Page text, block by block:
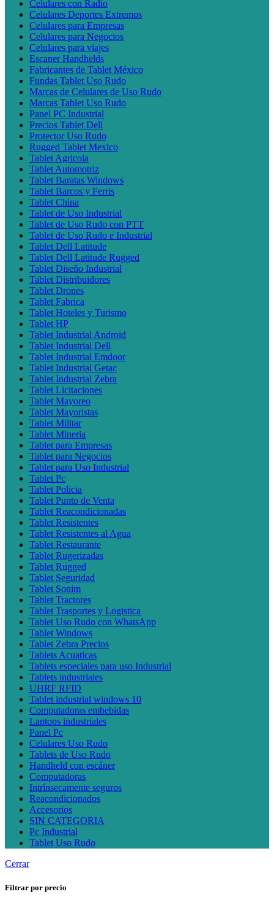
Celulares con Radio
Celulares Deportes Extremos
Celulares para Empresas
Celulares para Negocios
Celulares para viajes
Escaner Handhelds
Fabricantes de Tablet México
Fundas Tablet Uso Rudo
Marcas de Celulares de Uso Rudo
Marcas Tablet Uso Rudo
Panel PC Industrial
Precios Tablet Dell
Protector Uso Rudo
Rugged Tablet Mexico
Tablet Agricola
Tablet Automotriz
Tablet Baratas Windows
Tablet Barcos y Ferris
Tablet China
Tablet de Uso Industrial
Tablet de Uso Rudo con PTT
Tablet de Uso Rudo e Industrial
Tablet Dell Latitude
Tablet Dell Latitude Rugged
Tablet Diseño Industrial
Tablet Distribuidores
Tablet Drones
Tablet Fabrica
Tablet Hoteles y Turismo
Tablet HP
Tablet Industrial Android
Tablet Industrial Dell
Tablet Industrial Emdoor
Tablet Industrial Getac
Tablet Industrial Zebra
Tablet Licitaciones
Tablet Mayoreo
Tablet Mayoristas
Tablet Militar
Tablet Mineria
Tablet para Empresas
Tablet para Negocios
Tablet para Uso Industrial
Tablet Pc
Tablet Policia
Tablet Punto de Venta
Tablet Reacondicionadas
Tablet Resistentes
Tablet Resistentes al Agua
Tablet Restaurante
Tablet Rugerizadas
Tablet Rugged
Tablet Seguridad
Tablet Sonim
Tablet Tractores
Tablet Trasportes y Logistica
Tablet Uso Rudo con WhatsApp
Tablet Windows
Tablet Zebra Precios
Tablets Acuaticas
Tablets especiales para uso Industrial
Tablets industriales
UHRF RFID
Tablet industrial windows 10
Computadoras embebidas
Laptops industriales
Panel Pc
Celulares Uso Rudo
Tablets de Uso Rudo
Handheld con escáner
Computadoras
Intrínsecamente seguros
Reacondicionados
Accesorios
SIN CATEGORIA
Pc Industrial
Tablet Uso Rudo
Cerrar
Filtrar por precio